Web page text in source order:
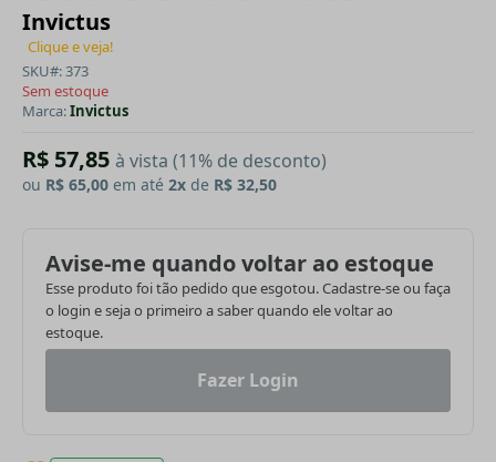
Invictus
Clique e veja!
SKU#: 373
Sem estoque
Marca:Invictus
R$ 57,85 à vista (11% de desconto)
ou R$ 65,00 em até 2x de R$ 32,50
Avise-me quando voltar ao estoque
Esse produto foi tão pedido que esgotou. Cadastre-se ou faça
o login e seja o primeiro a saber quando ele voltar ao
estoque.
Fazer Login